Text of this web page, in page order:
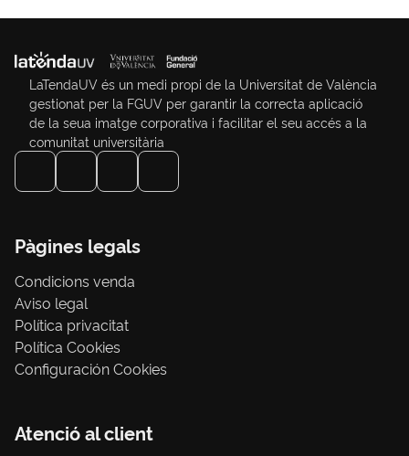
LaTendaUV és un medi propi de la Universitat de València
gestionat per la FGUV per garantir la correcta aplicació
de la seua imatge corporativa i facilitar el seu accés a la
comunitat universitària
Pàgines legals
Condicions venda
Aviso legal
Política privacitat
Política Cookies
Configuración Cookies
Atenció al client